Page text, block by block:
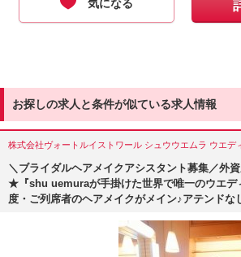
気になる
お探しの求人と条件が似ている求人情報
＼ブライダルヘアメイクアシスタント募集／外
★『shu uemuraが手掛けた世界で唯一のウエデ
度・ご列席者のヘアメイクがメイン♪アテンド